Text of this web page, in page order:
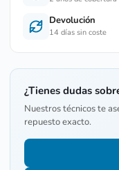
Devolución
14 días sin coste
¿Tienes dudas
Nuestros técnicos te
repuesto exacto.